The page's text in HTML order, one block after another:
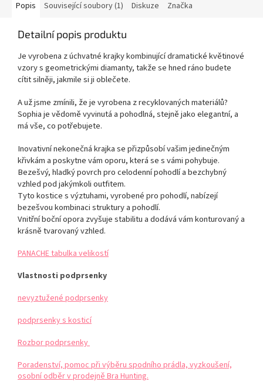
Popis Související soubory (1) Diskuze Značka
Detailní popis produktu
Je vyrobena z úchvatné krajky kombinující dramatické květinové
vzory s geometrickými diamanty, takže se hned ráno budete
cítit silněji, jakmile si ji oblečete.
A už jsme zmínili, že je vyrobena z recyklovaných materiálů?
Sophia je vědomě vyvinutá a pohodlná, stejně jako elegantní, a
má vše, co potřebujete.
Inovativní nekonečná krajka se přizpůsobí vašim jedinečným
křivkám a poskytne vám oporu, která se s vámi pohybuje.
Bezešvý, hladký povrch pro celodenní pohodlí a bezchybný
vzhled pod jakýmkoli outfitem.
Tyto kostice s výztuhami, vyrobené pro pohodlí, nabízejí
bezešvou kombinaci struktury a pohodlí.
Vnitřní boční opora zvyšuje stabilitu a dodává vám konturovaný a
krásně tvarovaný vzhled.
PANACHE tabulka velikostí
Vlastnosti podprsenky
nevyztužené podprsenky
podprsenky s kosticí
Rozbor podprsenky
Poradenství, pomoc při výběru spodního prádla, vyzkoušení,
osobní odběr v prodejně Bra Hunting.